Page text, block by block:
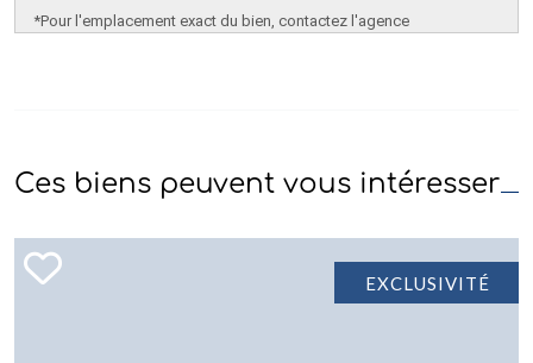
*Pour l'emplacement exact du bien, contactez l'agence
Ces biens peuvent vous intéresser
EXCLUSIVITÉ